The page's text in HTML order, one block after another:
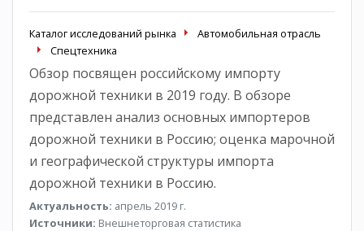
Каталог исследований рынка
Автомобильная отрасль
Спецтехника
Обзор посвящен российскому импорту
дорожной техники в 2019 году. В обзоре
представлен анализ основных импортеров
дорожной техники в Россию; оценка марочной
и географической структуры импорта
дорожной техники в Россию.
Актуальность: апрель 2019 г.
Источники: Внешнеторговая статистика